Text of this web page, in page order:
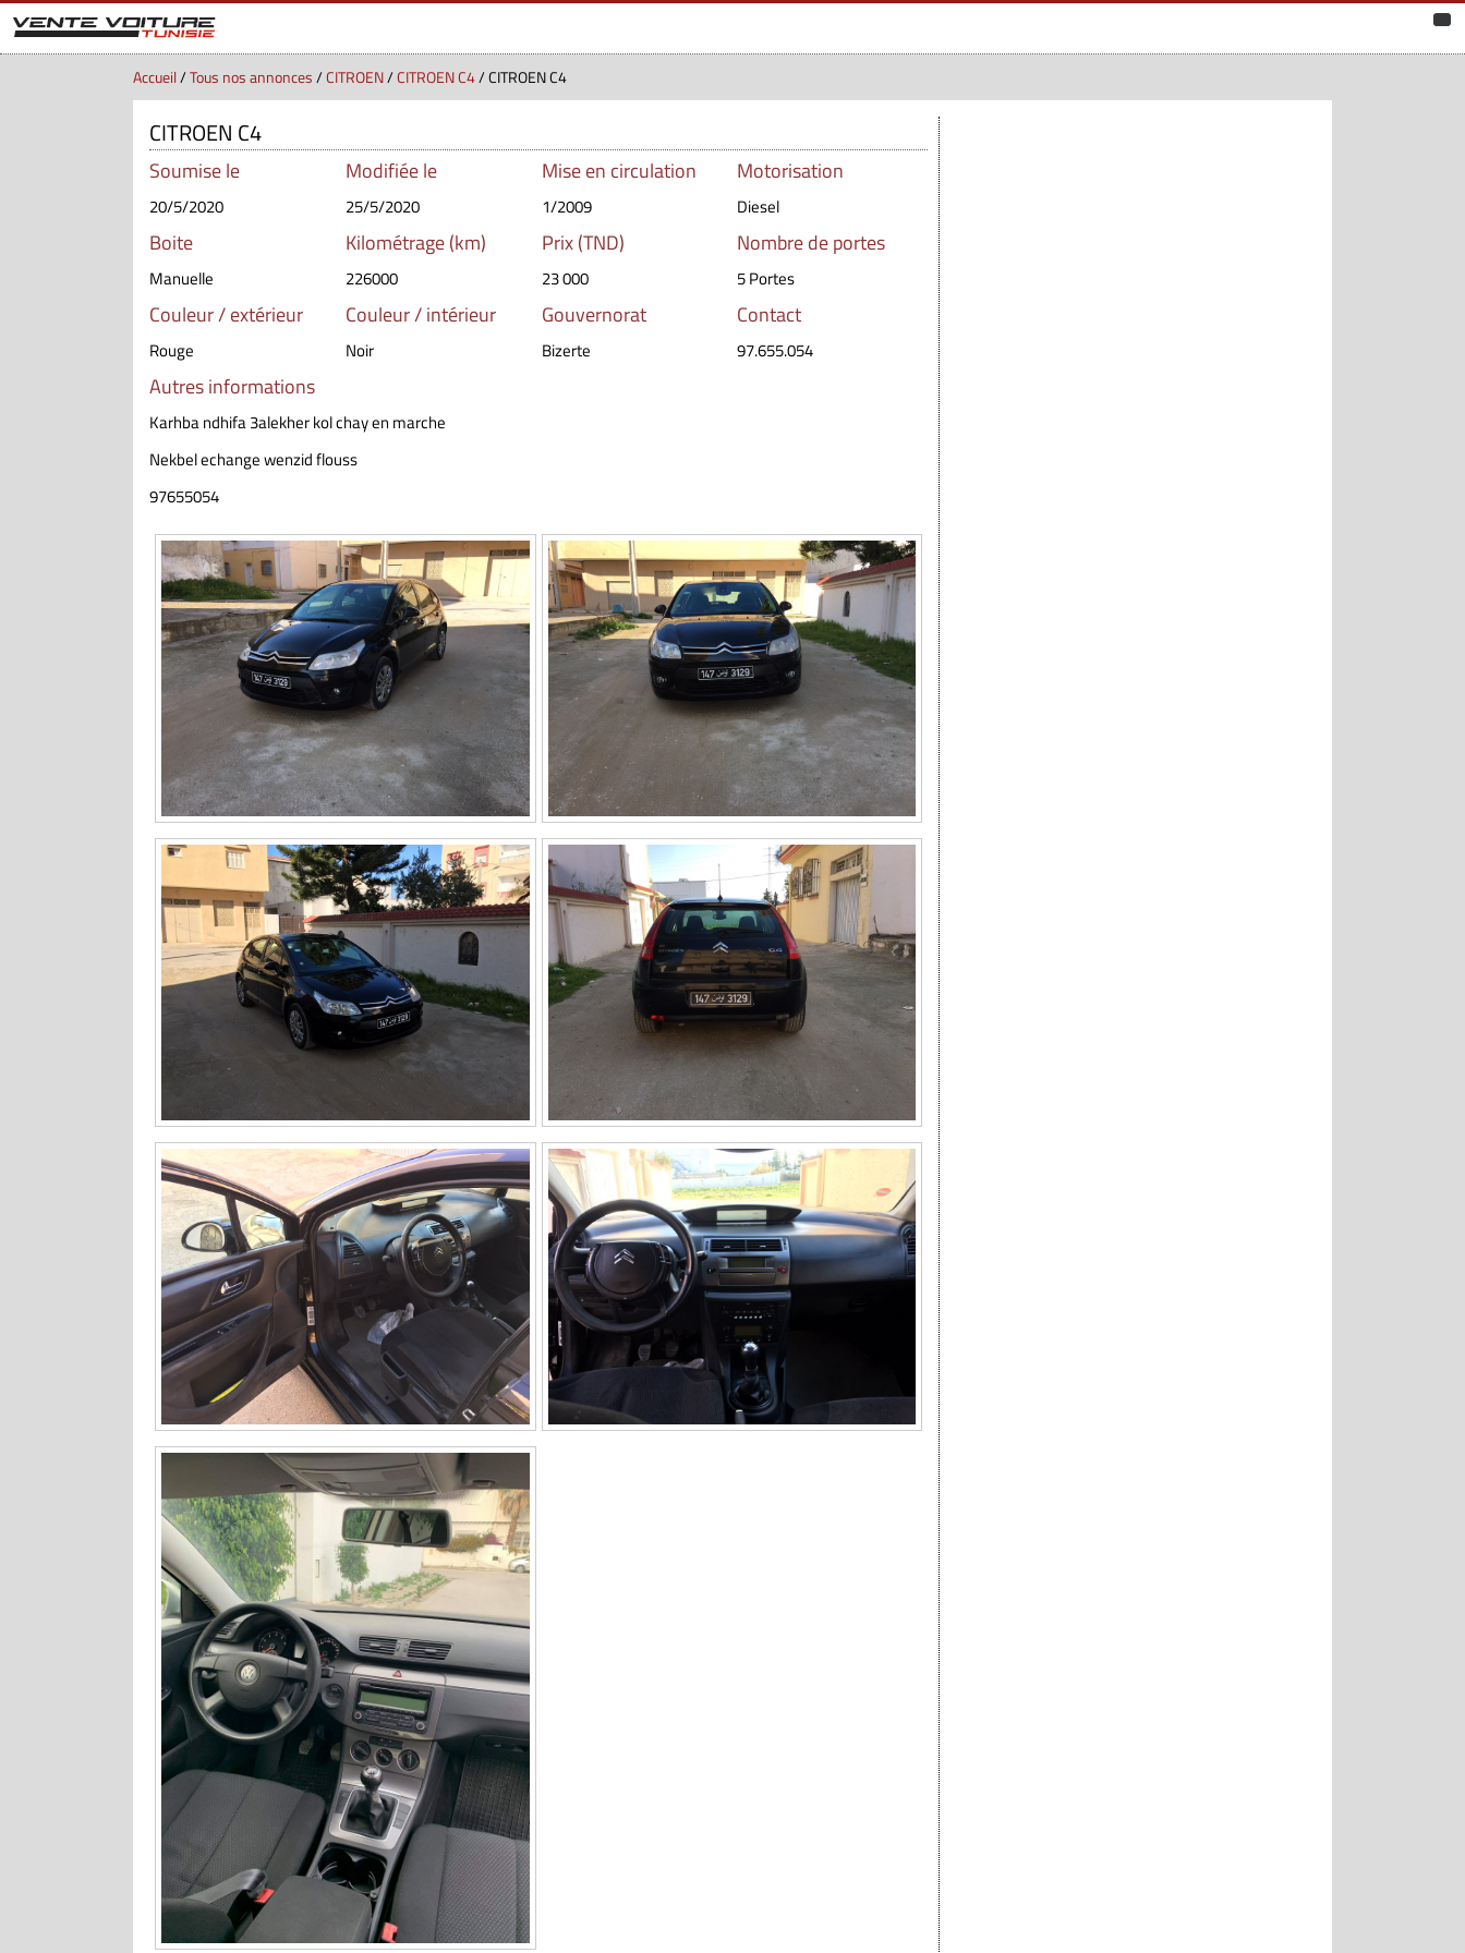
Accueil/Tous nos annonces/CITROEN/CITROEN C4/ CITROEN C4
CITROEN C4
Soumise le
20/5/2020
Modifiée le
25/5/2020
Mise en circulation
1/2009
Motorisation
Diesel
Boite
Manuelle
Kilométrage (km)
226000
Prix (TND)
23 000
Nombre de portes
5 Portes
Couleur / extérieur
Rouge
Couleur / intérieur
Noir
Gouvernorat
Bizerte
Autres informations
Karhba ndhifa 3alekher kol chay en marche
Nekbel echange wenzid flouss
97655054
Contact
97.655.054